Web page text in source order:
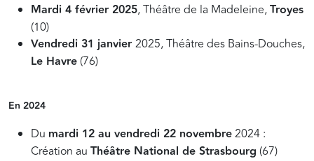
Mardi 4 février 2025, Théâtre de la Madeleine,Troyes
(10)
Vendredi 31 janvier 2025, Théâtre des Bains-Douches,
Le Havre(76)
En 2024
Du mardi 12 au vendredi 22 novembre2024 :
Création au Théâtre National de Strasbourg (67)